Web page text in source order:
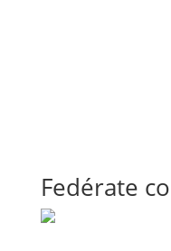
Fedérate